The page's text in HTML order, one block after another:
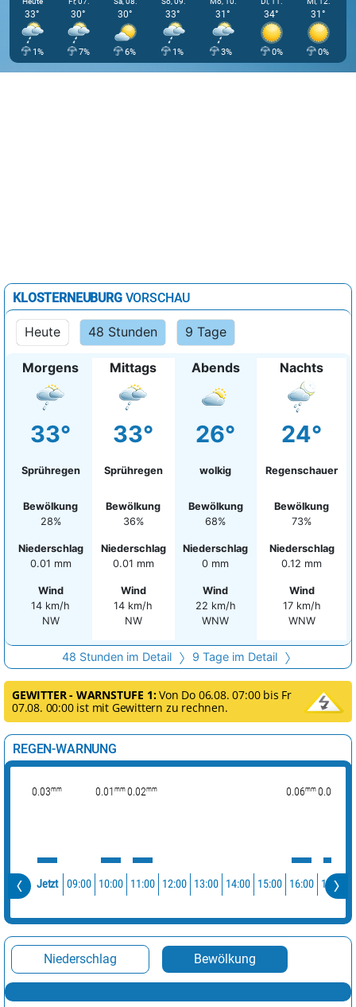
33°
1%
30°
7%
30°
6%
33°
1%
31°
3%
34°
0%
31°
0%
KLOSTERNEUBURGVORSCHAU
Heute 48 Stunden 9 Tage
Morgens
33°
Sprühregen
Bewölkung
28%
Niederschlag
0.01 mm
Wind
14 km/h
NW
Mittags
33°
Sprühregen
Bewölkung
36%
Niederschlag
0.01 mm
Wind
14 km/h
NW
Abends
26°
wolkig
Bewölkung
68%
Niederschlag
0 mm
Wind
22 km/h
WNW
Nachts
24°
Regenschauer
Bewölkung
73%
Niederschlag
0.12 mm
Wind
17 km/h
WNW
48 Stunden im Detail 9 Tage im Detail
GEWITTER - WARNSTUFE 1:Von Do 06.08. 07:00 bis Fr
07.08. 00:00 ist mit Gewittern zu rechnen.
REGEN-WARNUNG
0.03mm 0.01 mm 0.02mm 0.06mm 0.02
Jetzt 09:00 10:00 11:00 12:00 13:00 14:00 15:00 16:00 17:00
Niederschlag Bewölkung